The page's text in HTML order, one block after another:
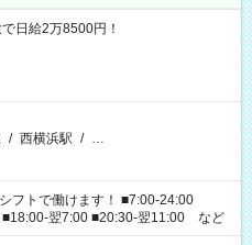
日給2万8500円！
/ 西横浜駅 / …
フトで働けます！ ■7:00-24:00
翌7:00 ■20:30-翌11:00 など